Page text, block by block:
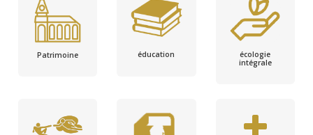
Patrimoine éducation
écologie
intégrale